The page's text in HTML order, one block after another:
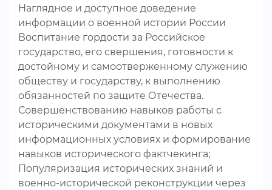
Наглядное и доступное доведение
информации о военной истории России
Воспитание гордости за Российское
государство, его свершения, готовности к
достойному и самоотверженному служению
обществу и государству, к выполнению
обязанностей по защите Отечества.
Совершенствованию навыков работы с
историческими документами в новых
информационных условиях и формирование
навыков исторического фактчекинга;
Популяризация исторических знаний и
военно-исторической реконструкции через